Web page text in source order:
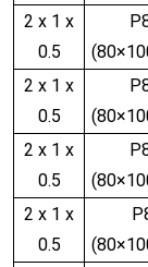
2 x 1 x
0.5
2 x 1 x
0.5
2 x 1 x
0.5
2 x 1 x
0.5